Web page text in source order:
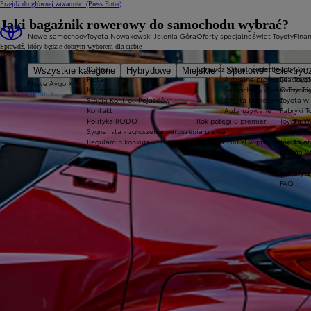
Przejdź do głównej zawartości (Press Enter)
Nowe samochody
Wszystkie kategorie Hybrydowe Miejskie Sportowe
Nowe Aygo X
HYBRID
Toyota Nowakowski Jelenia Góra
O Nas
Flota
Kariera
Stacja Kontroli Pojazdów
Kontakt
Polityka RODO
Sygnalista - zgłoszenie naruszenia prawa
Regulamin konkursu "Karta podarunkowa 200 zł w programie
Oferty specjalne
Sprawdź aktualne oferty
Aktualne promocje
Samochody dostawcze
Oferta biznesowa
Auta używane
Rok potęgi 8 premier
Świat Toyoty
Świat Toyoty
O
Toyota
Fabryki
Toyota
Toyota
Toyota a
Norma
Klub
FAQ
Jaki bagażnik rowerowy do samochodu wybrać?
Sprawdź, który będzie dobrym wyborem dla ciebie